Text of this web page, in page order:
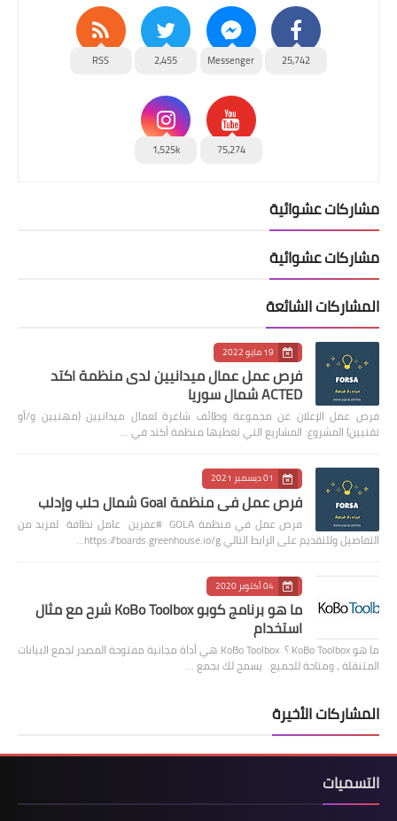
25,742
Messenger
2,455
RSS
75,274
1,525k
مشاركات عشوائية
مشاركات عشوائية
المشاركات الشائعة
19 مايو 2022
فرص عمل عمال ميدانيين لدى منظمة اكتد
ACTED شمال سوريا
فرص عمل الإعلان عن مجموعة وظائف شاغرة لعمال ميدانيين (مهنيين و/أو
تقنيين) المشروع: المشاريع التي تغطيها منظمة أكتد في …
01 ديسمبر 2021
فرص عمل في منظمة Goal شمال حلب وإدلب
فرص عمل في منظمة GOLA #عفرين عامل نظافة لمزيد من
التفاصيل وللتقديم على الرابط التالي https://boards.greenhouse.io/g…
04 أكتوبر 2020
ما هو برنامج كوبو KoBo Toolbox شرح مع مثال
استخدام
ما هو KoBo Toolbox ؟ KoBo Toolbox هي أداة مجانية مفتوحة المصدر لجمع البيانات
المتنقلة ، ومتاحة للجميع. يسمح لك بجمع …
المشاركات الأخيرة
التسميات